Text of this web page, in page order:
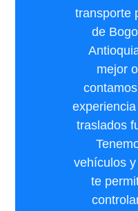
transporte
de
mejor
traslados
vehículos
te